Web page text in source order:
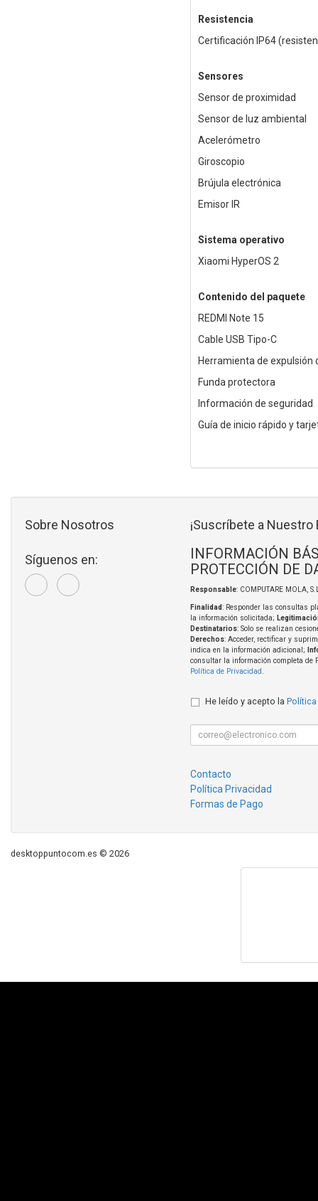
Resistencia
Certificación IP64
Sensores
Sensor de proximidad
Sensor de luz ambiental
Acelerómetro
Giroscopio
Brújula electrónica
Emisor IR
Sistema operativo
Xiaomi HyperOS 2
Contenido del paquete
REDMI Note 15
Cable USB Tipo-C
Herramienta de expulsión
Funda protectora
Información de seguridad
Guía de inicio rápido y
Sobre Nosotros
Síguenos en:
¡Suscríbete a Nuestro
INFORMACIÓN
PROTECCIÓN DE
Responsable: COMPUTARE MOLA,
Finalidad: Responder las consultas
la información solicitada;
Destinatarios: Solo se realizan
Derechos: Acceder, rectificar y
indica en la información adicional;
consultar la información completa de
Política de Privacidad
He leído y acepto la Política
Contacto
Política Privacidad
Formas de Pago
desktoppuntocom.es © 2026